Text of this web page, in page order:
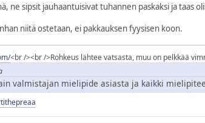
ne sipsit jauhaantuisivat tuhannen paskaksi ja taas
niitä ostetaan, ei pakkauksen fyysisen koon.
<br /><br />Rohkeus lähtee vatsasta, muu on pelkkää
valmistajan mielipide asiasta ja kaikki